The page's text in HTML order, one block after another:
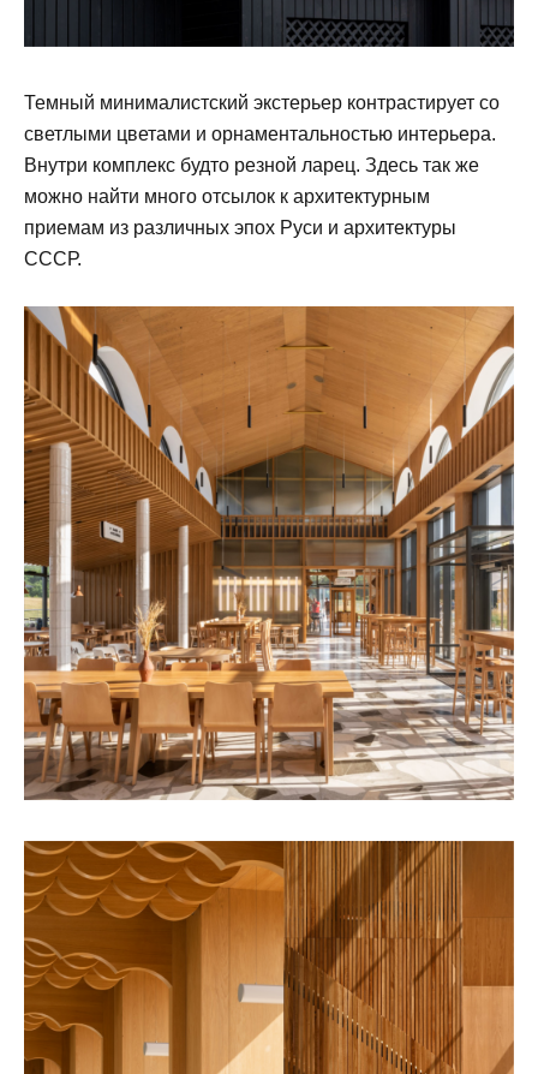
Темный минималистский экстерьер контрастирует со
светлыми цветами и орнаментальностью интерьера.
Внутри комплекс будто резной ларец. Здесь так же
можно найти много отсылок к архитектурным
приемам из различных эпох Руси и архитектуры
СССР.